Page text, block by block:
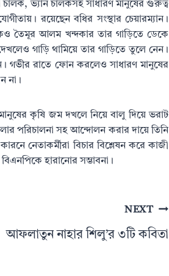
চালক, ভ্যান চালকসহ সাধারণ মানুষের গুরুত্ব
রয়েছেন বধির সংস্থার চেয়ারম্যান।
তৈমূর আলম খন্দকার তার গাড়িতে ডেকে
গাড়ি থামিয়ে তার গাড়িতে তুলে নেন।
গভীর রাতে ফোন করলেও সাধারণ মানুষের
না।
কৃষি জম দখলে নিয়ে বালু দিয়ে ভরাট
পরিচালনা সহ আন্দোলন করার দায়ে তিনি
নেতাকর্মীরা বিচার বিশ্লেষন করে কাজী
হারানোর সম্ভাবনা।
NEXT
আফলাতুন নাহার শিলু’র ৩টি কবিতা